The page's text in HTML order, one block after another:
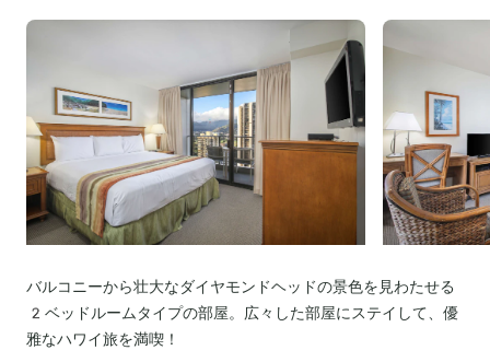
バルコニーから壮大なダイヤモンドヘッドの景色を見わたせる
2ベッドルームタイプの部屋。広々した部屋にステイして、優
雅なハワイ旅を満喫！